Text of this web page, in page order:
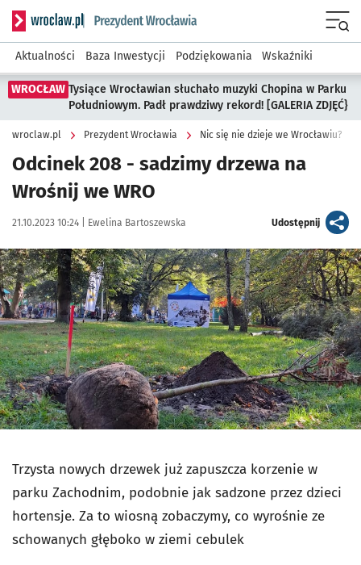
Serwis informacyjny wroclaw.pl podserwis: Prezydent
Aktualności Baza Inwestycji Podziękowania Wskaźniki
WROCŁAW Tysiące Wrocławian słuchało muzyki Chopina w Parku
Południowym. Padł prawdziwy rekord! [GALERIA ZDJĘĆ}
wroclaw.pl Prezydent Wrocławia Nic się nie dzieje we Wrocławiu?
Odcinek 208 - sadzimy drzewa na
Wrośnij we WRO
Data publikacji:
21.10.2023 10:24 | Autor:
Ewelina Bartoszewska Udostępnijartykuł
Kliknij, aby powiększyć
Trzysta nowych drzewek już zapuszcza korzenie w
parku Zachodnim, podobnie jak sadzone przez dzieci
hortensje. Za to wiosną zobaczymy, co wyrośnie ze
schowanych głęboko w ziemi cebulek